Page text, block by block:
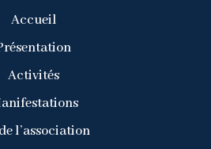
Accueil
Activités
l’association